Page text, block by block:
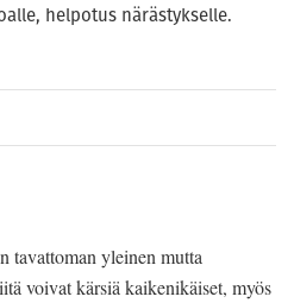
helpotus närästykselle.
tavattoman yleinen mutta
voivat kärsiä kaikenikäiset, myös